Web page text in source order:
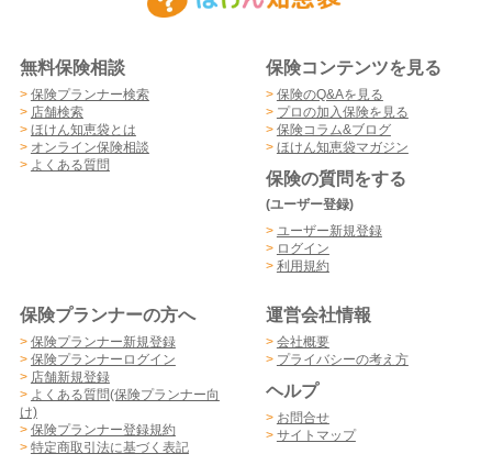
無料保険相談
> 保険プランナー検索
> 店舗検索
> ほけん知恵袋とは
> オンライン保険相談
> よくある質問
保険コンテンツを見る
> 保険のQ&Aを見る
> プロの加入保険を見る
> 保険コラム&ブログ
> ほけん知恵袋マガジン
保険の質問をする
(ユーザー登録)
> ユーザー新規登録
> ログイン
> 利用規約
保険プランナーの方へ
> 保険プランナー新規登録
> 保険プランナーログイン
> 店舗新規登録
> よくある質問(保険プランナー向
け)
> 保険プランナー登録規約
> 特定商取引法に基づく表記
運営会社情報
> 会社概要
> プライバシーの考え方
ヘルプ
> お問合せ
> サイトマップ